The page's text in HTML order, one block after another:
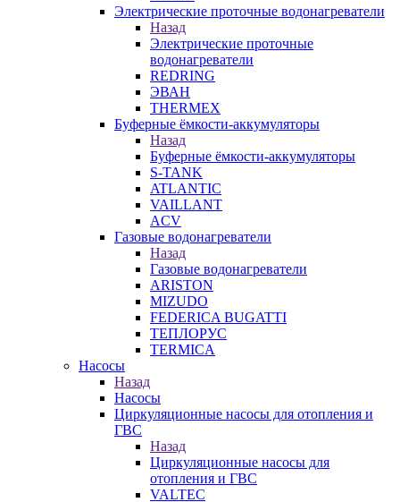
Электрические проточные водонагреватели
Назад
Электрические проточные
водонагреватели
REDRING
ЭВАН
THERMEX
Буферные ёмкости-аккумуляторы
Назад
Буферные ёмкости-аккумуляторы
S-TANK
ATLANTIC
VAILLANT
ACV
Газовые водонагреватели
Назад
Газовые водонагреватели
ARISTON
MIZUDO
FEDERICA BUGATTI
ТЕПЛОРУС
TERMICA
Насосы
Назад
Насосы
Циркуляционные насосы для отопления и
ГВС
Назад
Циркуляционные насосы для
отопления и ГВС
VALTEC